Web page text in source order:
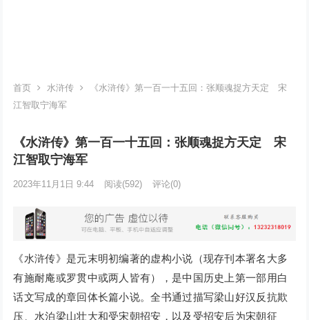
首页 水浒传
《水浒传》第一百一十五回：张顺魂捉方天定 宋
江智取宁海军
《水浒传》第一百一十五回：张顺魂捉方天定 宋
江智取宁海军
2023年11月1日 9:44 阅读(592) 评论(0)
《水浒传》是元末明初编著的虚构小说（现存刊本署名大多
有施耐庵或罗贯中或两人皆有），是中国历史上第一部用白
话文写成的章回体长篇小说。全书通过描写梁山好汉反抗欺
压、水泊梁山壮大和受宋朝招安，以及受招安后为宋朝征